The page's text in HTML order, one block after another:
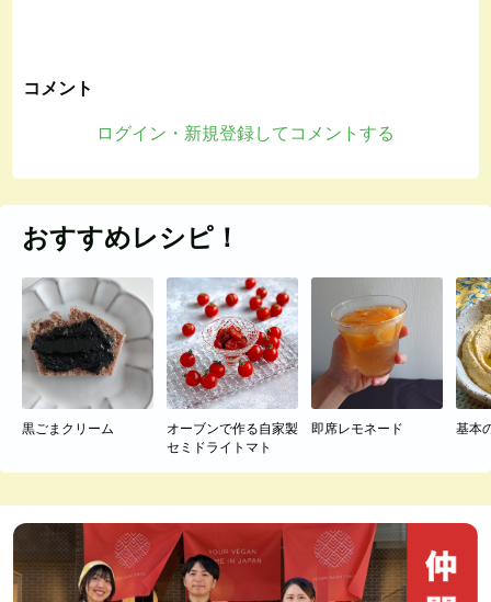
コメント
ログイン・新規登録してコメントする
おすすめレシピ！
黒ごまクリーム
オーブンで作る自家製
セミドライトマト
即席レモネード 基本